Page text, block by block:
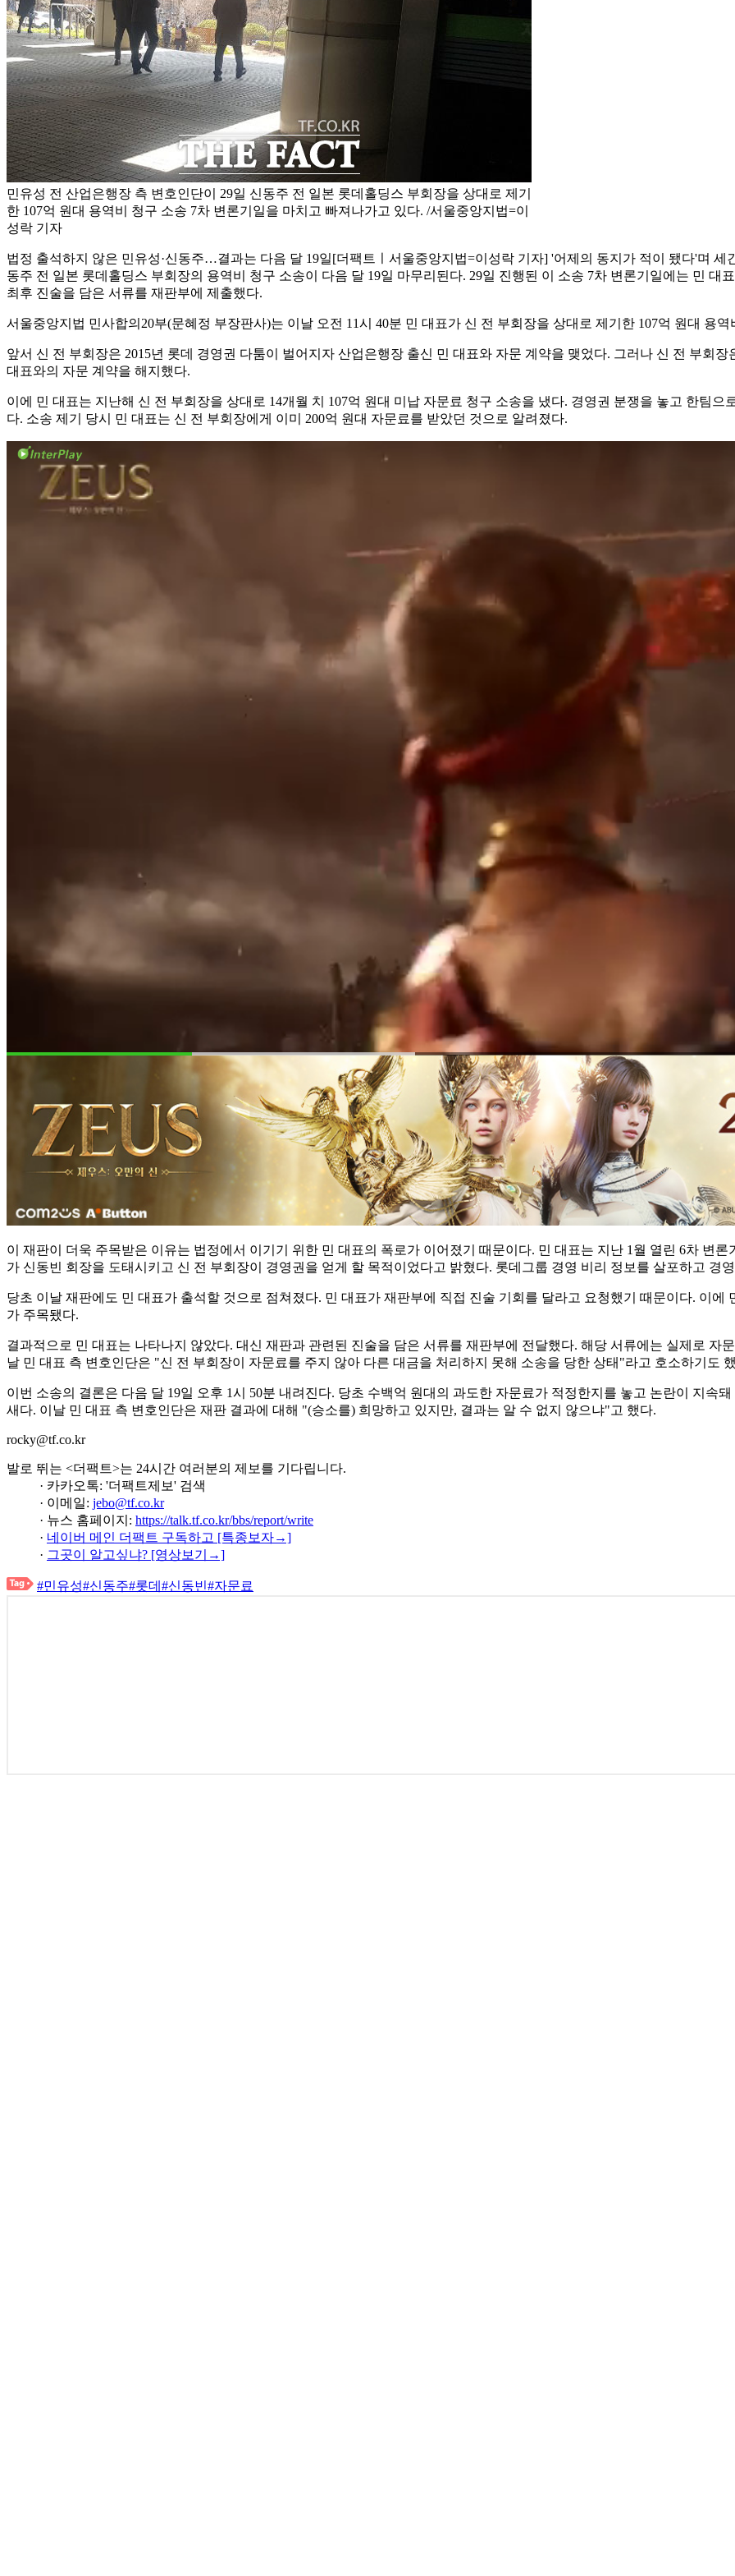
민유성 전 산업은행장 측 변호인단이 29일 신동주 전 일본 롯데홀딩스 부회장을 상대로 제기
한 107억 원대 용역비 청구 소송 7차 변론기일을 마치고 빠져나가고 있다. /서울중앙지법=이
성락 기자
법정 출석하지 않은 민유성·신동주…결과는 다음 달 19일[더팩트ㅣ서울중앙지법=이성락 기자] '어제의 동지가 적이 됐다'며
동주 전 일본 롯데홀딩스 부회장의 용역비 청구 소송이 다음 달 19일 마무리된다. 29일 진행된 이 소송 7차 변론기일에는 민 대
최후 진술을 담은 서류를 재판부에 제출했다.
서울중앙지법 민사합의20부(문혜정 부장판사)는 이날 오전 11시 40분 민 대표가 신 전 부회장을 상대로 제기한 107억 원대 용
앞서 신 전 부회장은 2015년 롯데 경영권 다툼이 벌어지자 산업은행장 출신 민 대표와 자문 계약을 맺었다. 그러나 신 전 부회
대표와의 자문 계약을 해지했다.
이에 민 대표는 지난해 신 전 부회장을 상대로 14개월 치 107억 원대 미납 자문료 청구 소송을 냈다. 경영권 분쟁을 놓고 한팀
다. 소송 제기 당시 민 대표는 신 전 부회장에게 이미 200억 원대 자문료를 받았던 것으로 알려졌다.
이 재판이 더욱 주목받은 이유는 법정에서 이기기 위한 민 대표의 폭로가 이어졌기 때문이다. 민 대표는 지난 1월 열린 6차 변
가 신동빈 회장을 도태시키고 신 전 부회장이 경영권을 얻게 할 목적이었다고 밝혔다. 롯데그룹 경영 비리 정보를 살포하고 경
당초 이날 재판에도 민 대표가 출석할 것으로 점쳐졌다. 민 대표가 재판부에 직접 진술 기회를 달라고 요청했기 때문이다. 이
가 주목됐다.
결과적으로 민 대표는 나타나지 않았다. 대신 재판과 관련된 진술을 담은 서류를 재판부에 전달했다. 해당 서류에는 실제로 자
날 민 대표 측 변호인단은 "신 전 부회장이 자문료를 주지 않아 다른 대금을 처리하지 못해 소송을 당한 상태"라고 호소하기도
이번 소송의 결론은 다음 달 19일 오후 1시 50분 내려진다. 당초 수백억 원대의 과도한 자문료가 적정한지를 놓고 논란이 지속
새다. 이날 민 대표 측 변호인단은 재판 결과에 대해 "(승소를) 희망하고 있지만, 결과는 알 수 없지 않으냐"고 했다.
rocky@tf.co.kr
발로 뛰는 <더팩트>는 24시간 여러분의 제보를 기다립니다.
· 카카오톡: '더팩트제보' 검색
· 이메일: jebo@tf.co.kr
· 뉴스 홈페이지: https://talk.tf.co.kr/bbs/report/write
· 네이버 메인 더팩트 구독하고 [특종보자→]
· 그곳이 알고싶냐? [영상보기→]
#민유성#신동주#롯데 #신동빈#자문료